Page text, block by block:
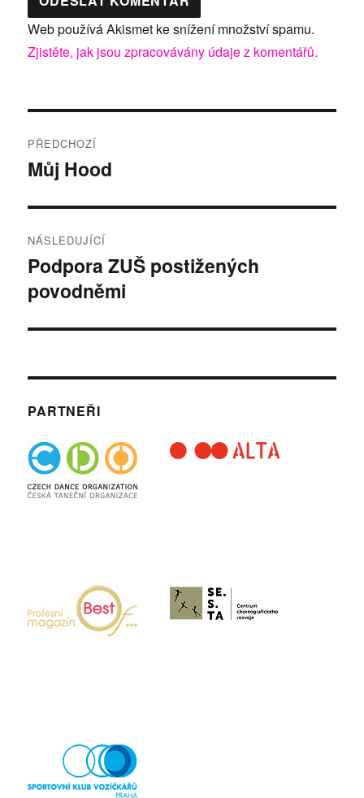
Web používá Akismet ke snížení množství spamu.
Zjistěte, jak jsou zpracovávány údaje z komentářů.
pro
PŘEDCHOZÍ
Předchozí
Můj Hood
NÁSLEDUJÍCÍ
Následující
příspěvek:
Podpora ZUŠ postižených
povodněmi
PARTNEŘI